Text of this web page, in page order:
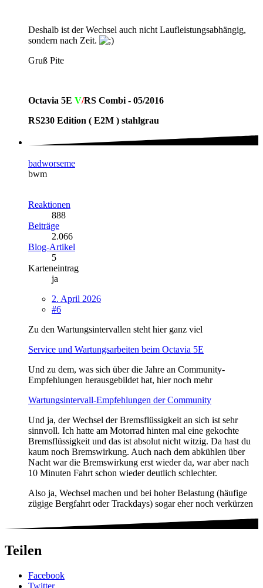
Deshalb ist der Wechsel auch nicht Laufleistungsabhängig,
sondern nach Zeit.
Gruß Pite
Octavia 5E V/RS Combi - 05/2016
RS230 Edition ( E2M ) stahlgrau
badworseme
bwm
Reaktionen
888
Beiträge
2.066
Blog-Artikel
5
Karteneintrag
ja
2. April 2026
#6
Zu den Wartungsintervallen steht hier ganz viel
Service und Wartungsarbeiten beim Octavia 5E
Und zu dem, was sich über die Jahre an Community-
Empfehlungen herausgebildet hat, hier noch mehr
Wartungsintervall-Empfehlungen der Community
Und ja, der Wechsel der Bremsflüssigkeit an sich ist sehr
sinnvoll. Ich hatte am Motorrad hinten mal eine gekochte
Bremsflüssigkeit und das ist absolut nicht witzig. Da hast du
kaum noch Bremswirkung. Auch nach dem abkühlen über
Nacht war die Bremswirkung erst wieder da, war aber nach
10 Minuten Fahrt schon wieder deutlich schlechter.
Also ja, Wechsel machen und bei hoher Belastung (häufige
zügige Bergfahrt oder Trackdays) sogar eher noch verkürzen
Teilen
Facebook